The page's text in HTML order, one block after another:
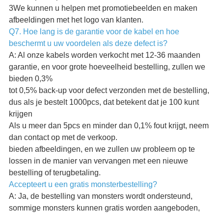
3We kunnen u helpen met promotiebeelden en maken
afbeeldingen met het logo van klanten.
Q7. Hoe lang is de garantie voor de kabel en hoe
beschermt u uw voordelen als deze defect is?
A: Al onze kabels worden verkocht met 12-36 maanden
garantie, en voor grote hoeveelheid bestelling, zullen we
bieden 0,3%
tot 0,5% back-up voor defect verzonden met de bestelling,
dus als je bestelt 1000pcs, dat betekent dat je 100 kunt
krijgen
Als u meer dan 5pcs en minder dan 0,1% fout krijgt, neem
dan contact op met de verkoop.
bieden afbeeldingen, en we zullen uw probleem op te
lossen in de manier van vervangen met een nieuwe
bestelling of terugbetaling.
Accepteert u een gratis monsterbestelling?
A: Ja, de bestelling van monsters wordt ondersteund,
sommige monsters kunnen gratis worden aangeboden,